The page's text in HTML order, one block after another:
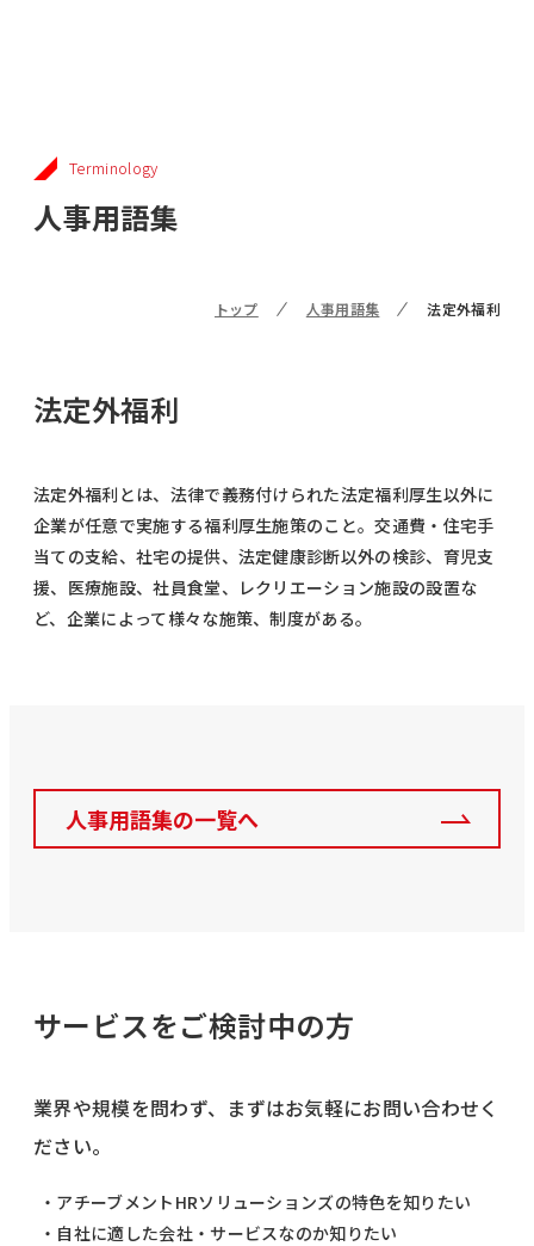
Terminology
人事用語集
トップ 人事用語集 法定外福利
法定外福利
法定外福利とは、法律で義務付けられた法定福利厚生以外に
企業が任意で実施する福利厚生施策のこと。交通費・住宅手
当ての支給、社宅の提供、法定健康診断以外の検診、育児支
援、医療施設、社員食堂、レクリエーション施設の設置な
ど、企業によって様々な施策、制度がある。
人事用語集の一覧へ
サービスをご検討中の方
業界や規模を問わず、まずはお気軽にお問い合わせく
ださい。
・アチーブメントHRソリューションズの特色を知りたい
・自社に適した会社・サービスなのか知りたい